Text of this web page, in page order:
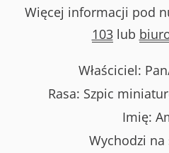
Więcej informacji pod
103lub
Właściciel:
Rasa: Szpic
Imię:
Wychodzi na